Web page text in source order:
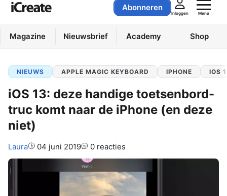
Abonneren
Inloggen Menu
Magazine Nieuwsbrief Academy Shop
NIEUWS APPLE MAGIC KEYBOARD IPHONE IOS
iOS 13: deze handige toetsenbord-
truc komt naar de iPhone (en deze
niet)
Auteur:
Laura 04 juni 2019 0 reacties